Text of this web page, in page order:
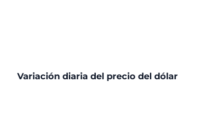
Variación diaria del precio del dólar